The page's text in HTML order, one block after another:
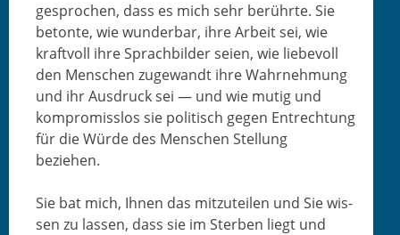
gesprochen, dass es mich sehr berührte. Sie
betonte, wie wun­der­bar, ihre Arbeit sei, wie
kraftvoll ihre Sprach­bilder seien, wie liebevoll
den Men­schen zuge­wandt ihre Wahrnehmung
und ihr Aus­druck sei — und wie mutig und
kom­pro­miss­los sie poli­tisch gegen Entrech­tung
für die Würde des Men­schen Stel­lung
beziehen.
Sie bat mich, Ihnen das mitzuteilen und Sie wis­
sen zu lassen, dass sie im Ster­ben liegt und